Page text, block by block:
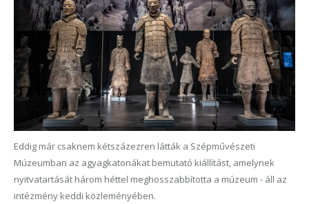
Eddig már csaknem kétszázezren látták a Szépművészeti
Múzeumban az agyagkatonákat bemutató kiállítást, amelynek
nyitvatartását három héttel meghosszabbította a múzeum - áll az
intézmény keddi közleményében.